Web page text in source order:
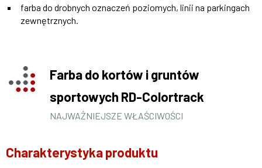
farba do drobnych oznaczeń poziomych, linii na parkingach
zewnętrznych.
Farba do kortów i gruntów
sportowych RD-Colortrack
NAJWAŻNIEJSZE WŁAŚCIWOŚCI
Charakterystyka produktu